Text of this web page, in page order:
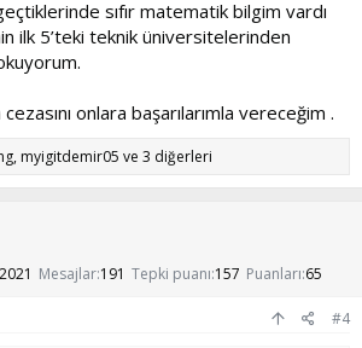
sıfır matematik bilgim vardı
ilk 5’teki teknik üniversitelerinden
cezasını onlara başarılarımla vereceğim .
,myigitdemir05 ve 3 diğerleri
Mesajlar 191 Tepki puanı 157 Puanları 65
#4